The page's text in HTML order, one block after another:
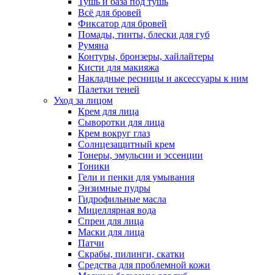
Всё для бровей
Фиксатор для бровей
Помады, тинты, блески для губ
Румяна
Контуры, бронзеры, хайлайтеры
Кисти для макияжа
Накладные ресницы и аксессуары к ним
Палетки теней
Уход за лицом
Крем для лица
Сыворотки для лица
Крем вокруг глаз
Солнцезащитный крем
Тонеры, эмульсии и эссенции
Тоники
Гели и пенки для умывания
Энзимные пудры
Гидрофильные масла
Мицеллярная вода
Спреи для лица
Маски для лица
Патчи
Скрабы, пилинги, скатки
Средства для проблемной кожи